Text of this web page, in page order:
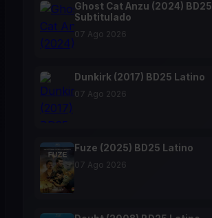
Ghost Cat Anzu (2024) BD25
Subtitulado
07 Ago 2026
Dunkirk (2017) BD25 Latino
07 Ago 2026
Fuze (2025) BD25 Latino
07 Ago 2026